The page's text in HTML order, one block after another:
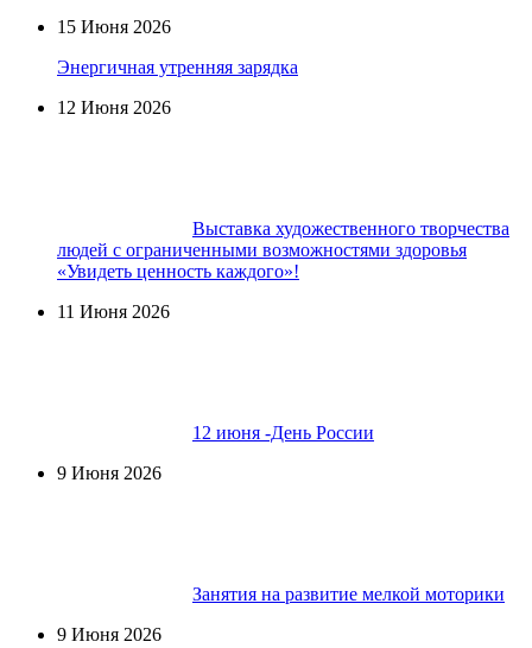
15 Июня 2026
Энергичная утренняя зарядка
12 Июня 2026
Выставка художественного творчества
людей с ограниченными возможностями здоровья
«Увидеть ценность каждого»!
11 Июня 2026
12 июня -День России
9 Июня 2026
Занятия на развитие мелкой моторики
9 Июня 2026